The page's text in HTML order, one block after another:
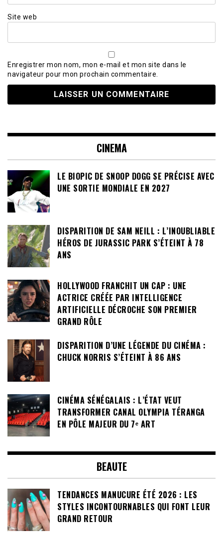
Site web
Enregistrer mon nom, mon e-mail et mon site dans le
navigateur pour mon prochain commentaire.
CINEMA
LE BIOPIC DE SNOOP DOGG SE PRÉCISE AVEC
UNE SORTIE MONDIALE EN 2027
DISPARITION DE SAM NEILL : L’INOUBLIABLE
HÉROS DE JURASSIC PARK S’ÉTEINT À 78
ANS
HOLLYWOOD FRANCHIT UN CAP : UNE
ACTRICE CRÉÉE PAR INTELLIGENCE
ARTIFICIELLE DÉCROCHE SON PREMIER
GRAND RÔLE
DISPARITION D’UNE LÉGENDE DU CINÉMA :
CHUCK NORRIS S’ÉTEINT À 86 ANS
CINÉMA SÉNÉGALAIS : L’ÉTAT VEUT
TRANSFORMER CANAL OLYMPIA TÉRANGA
EN PÔLE MAJEUR DU 7ᵉ ART
BEAUTE
TENDANCES MANUCURE ÉTÉ 2026 : LES
STYLES INCONTOURNABLES QUI FONT LEUR
GRAND RETOUR